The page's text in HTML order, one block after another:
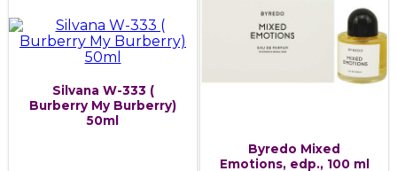
Silvana W-333 (
Burberry My Burberry)
50ml
Byredo Mixed
Emotions, edp., 100 ml